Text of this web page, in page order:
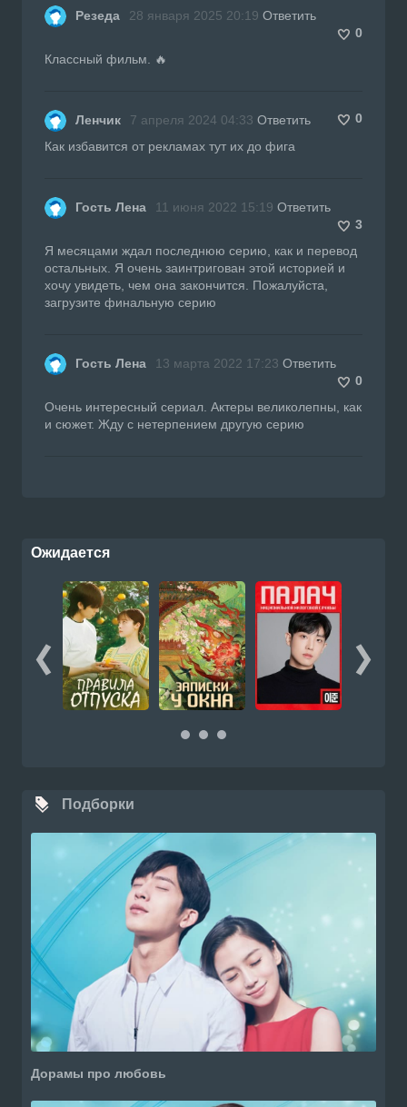
Резеда 28 января 2025 20:19 Ответить
0
Классный фильм. 🔥
Ленчик 7 апреля 2024 04:33 Ответить
0
Как избавится от рекламах тут их до фига
Гость Лена 11 июня 2022 15:19 Ответить
3
Я месяцами ждал последнюю серию, как и перевод
остальных. Я очень заинтригован этой историей и
хочу увидеть, чем она закончится. Пожалуйста,
загрузите финальную серию
Гость Лена 13 марта 2022 17:23 Ответить
0
Очень интересный сериал. Актеры великолепны, как
и сюжет. Жду с нетерпением другую серию
Ожидается
Подборки
Дорамы про любовь